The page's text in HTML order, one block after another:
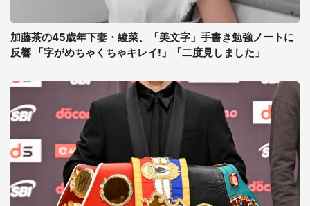
加藤茶の45歳年下妻・綾菜、「美文字」手書き勉強ノートに
反響 「字がめちゃくちゃキレイ!」「二度見しました」